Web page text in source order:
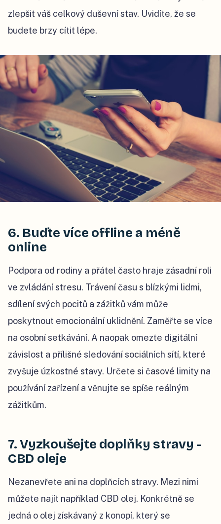
zlepšit váš celkový duševní stav. Uvidíte, že se
budete brzy cítit lépe.
6. Buďte více offline a méně
online
Podpora od rodiny a přátel často hraje zásadní roli
ve zvládání stresu. Trávení času s blízkými lidmi,
sdílení svých pocitů a zážitků vám může
poskytnout emocionální uklidnění. Zaměřte se více
na osobní setkávání. A naopak omezte digitální
závislost a přílišné sledování sociálních sítí, které
zvyšuje úzkostné stavy. Určete si časové limity na
používání zařízení a věnujte se spíše reálným
zážitkům.
7. Vyzkoušejte doplňky stravy -
CBD oleje
Nezanevřete ani na doplňcích stravy. Mezi nimi
můžete najít například CBD olej. Konkrétně se
jedná o olej získávaný z konopí, který se